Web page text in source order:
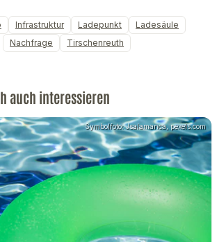
Infrastruktur Ladepunkt
Ladesäule
Nachfrage
Tirschenreuth
auch interessieren
Symbolfoto: Jsalamanca, pexels.com